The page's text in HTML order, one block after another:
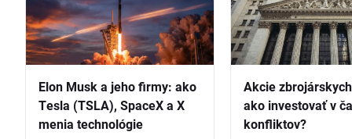
Elon Musk a jeho firmy: ako
Tesla (TSLA), SpaceX a X
menia technológie
Akcie
ako investovať v
konfliktov?